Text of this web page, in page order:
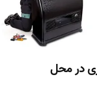
در محل